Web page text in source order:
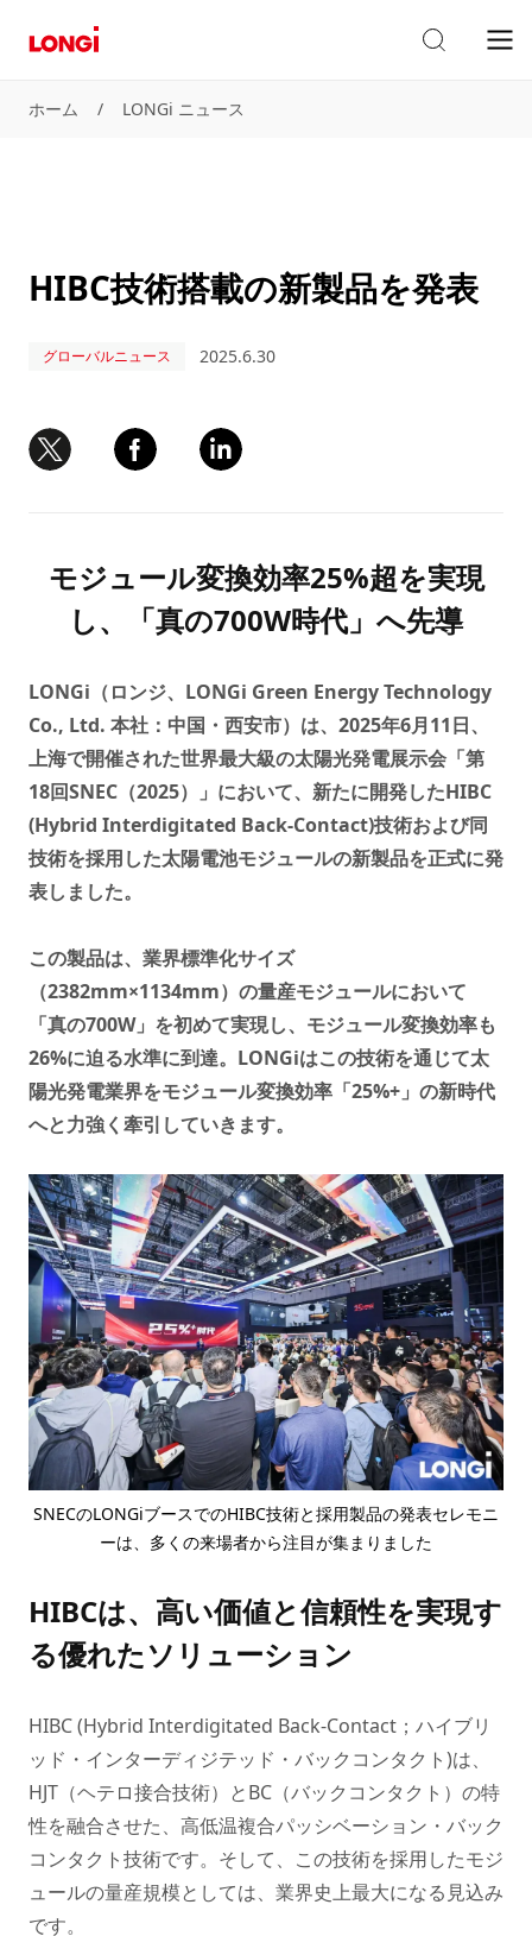
ホーム / LONGi ニュース
HIBC技術搭載の新製品を発表
グローバルニュース 2025.6.30
モジュール変換効率25%超を実現
し、「真の700W時代」へ先導
LONGi（ロンジ、LONGi Green Energy Technology
Co., Ltd. 本社：中国・西安市）は、2025年6月11日、
上海で開催された世界最大級の太陽光発電展示会「第
18回SNEC（2025）」において、新たに開発したHIBC
(Hybrid Interdigitated Back-Contact)技術および同
技術を採用した太陽電池モジュールの新製品を正式に発
表しました。
この製品は、業界標準化サイズ
（2382mm×1134mm）の量産モジュールにおいて
「真の700W」を初めて実現し、モジュール変換効率も
26%に迫る水準に到達。LONGiはこの技術を通じて太
陽光発電業界をモジュール変換効率「25%+」の新時代
へと力強く牽引していきます。
SNECのLONGiブースでのHIBC技術と採用製品の発表セレモニ
ーは、多くの来場者から注目が集まりました
HIBCは、高い価値と信頼性を実現す
る優れたソリューション
HIBC (Hybrid Interdigitated Back-Contact；ハイブリ
ッド・インターディジテッド・バックコンタクト)は、
HJT（ヘテロ接合技術）とBC（バックコンタクト）の特
性を融合させた、高低温複合パッシベーション・バック
コンタクト技術です。そして、この技術を採用したモジ
ュールの量産規模としては、業界史上最大になる見込み
です。